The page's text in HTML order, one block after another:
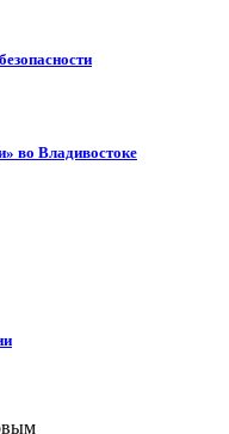
во Владивостоке